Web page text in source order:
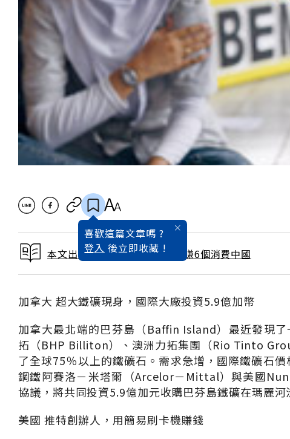
喜歡這篇文章嗎 ?
登入 後立即收藏 !
本文出自 2011 / 3月號雜誌 搶賺6個消費中國
加拿大 超大鐵礦現身，國際大廠投資5.9億加幣
加拿大最北端的巴芬島（Baffin Island）最近發現
拓（BHP Billiton）、澳洲力拓集團（Rio Tinto
了全球75％以上的鐵礦石。需求急增，國際鐵礦石
鋼鐵阿賽洛－米塔爾（Arcelor－Mittal）與美國
協議，將共同投資5.9億加元收購巴芬島鐵礦在瑪麗河
美國 推特創辦人，用簡易刷卡機賺錢